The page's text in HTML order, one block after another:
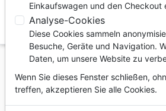
Startseite Bücher
Tout va bien, champagne! -
de la nuit
Einkaufswagen und den Checkout
Analyse-Cookies
Diese Cookies sammeln
Besuche, Geräte und Navigation.
Daten, um unsere Website zu
Wenn Sie dieses Fenster schließen,
treffen, akzeptieren Sie alle Cookies.